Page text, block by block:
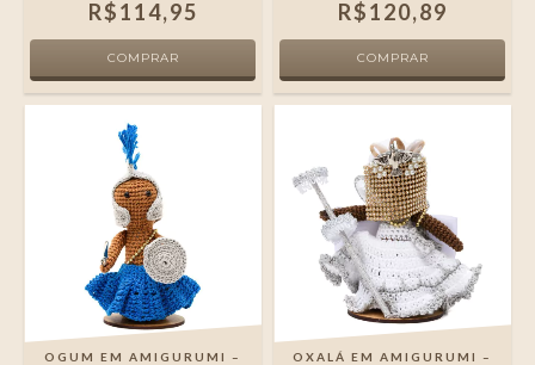
R$114,95 R$120,89
OGUM EM AMIGURUMI –
OXALÁ EM AMIGURUMI –